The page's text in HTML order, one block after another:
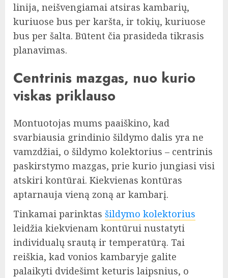
linija, neišvengiamai atsiras kambarių,
kuriuose bus per karšta, ir tokių, kuriuose
bus per šalta. Būtent čia prasideda tikrasis
planavimas.
Centrinis mazgas, nuo kurio
viskas priklauso
Montuotojas mums paaiškino, kad
svarbiausia grindinio šildymo dalis yra ne
vamzdžiai, o šildymo kolektorius – centrinis
paskirstymo mazgas, prie kurio jungiasi visi
atskiri kontūrai. Kiekvienas kontūras
aptarnauja vieną zoną ar kambarį.
Tinkamai parinktas šildymo kolektorius
leidžia kiekvienam kontūrui nustatyti
individualų srautą ir temperatūrą. Tai
reiškia, kad vonios kambaryje galite
palaikyti dvidešimt keturis laipsnius, o